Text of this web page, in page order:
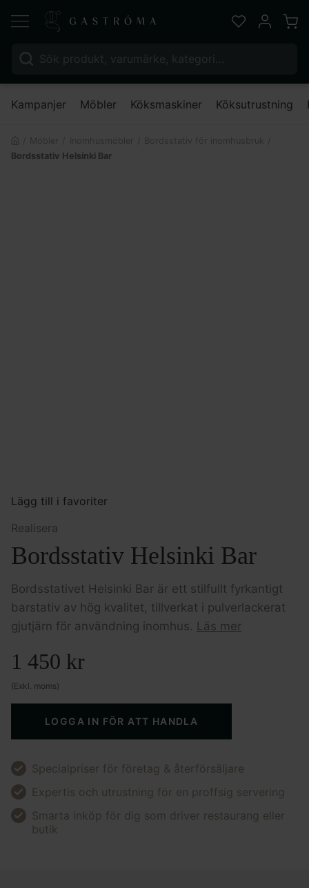
Sök efter:
Favoriter
Mitt
Kampanjer Möbler Köksmaskiner Köksutrustning
Bordsstativ Helsinki Bar
Lägg till i favoriter
Realisera
Bordsstativ Helsinki Bar
Bordsstativet Helsinki Bar är ett stilfullt fyrkantigt
barstativ av hög kvalitet, tillverkat i pulverlackerat
gjutjärn för användning inomhus. Läs mer
1 450 kr
(Exkl. moms)
LOGGA IN FÖR ATT HANDLA
Specialpriser för företag & återförsäljare
Expertis och utrustning för en proffsig servering
Smarta inköp för dig som driver restaurang eller
butik